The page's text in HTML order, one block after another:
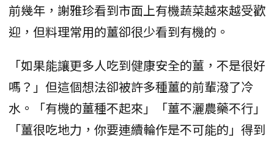
前幾年，謝雅珍看到市面上有機蔬菜越來越受歡
迎，但料理常用的薑卻很少看到有機的。
「如果能讓更多人吃到健康安全的薑，不是很好
嗎？」但這個想法卻被許多種薑的前輩潑了冷
水。「有機的薑種不起來」「薑不灑農藥不行」
「薑很吃地力，你要連續輪作是不可能的」得到